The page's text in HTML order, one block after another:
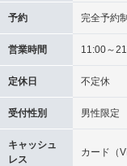
予約 完全予約
営業時間 11:00～
定休日 不定休
受付性別 男性限定
キャッシュ
レス
カード（